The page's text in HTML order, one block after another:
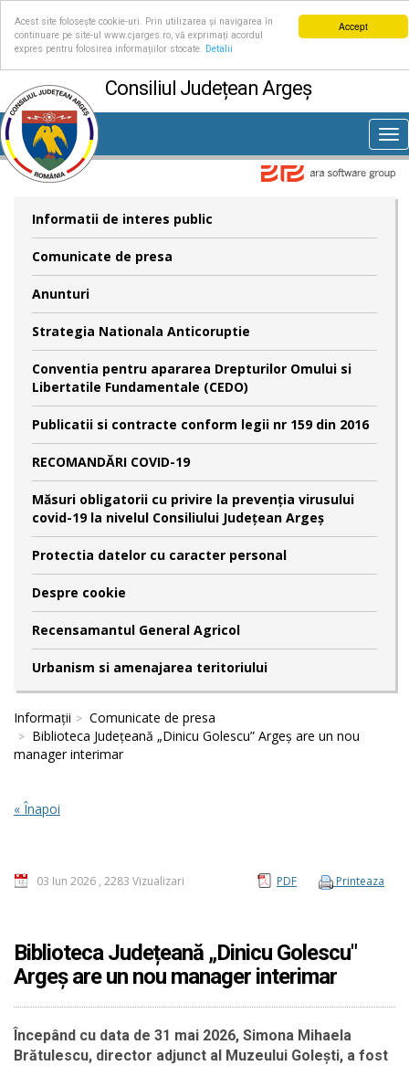
Accept
Acest site folosește cookie-uri. Prin utilizarea și navigarea în
continuare pe site-ul www.cjarges.ro, vă exprimați acordul
expres pentru folosirea informațiilor stocate.
Detalii
Consiliul Județean Argeș
Informatii de interes public
Comunicate de presa
Anunturi
Strategia Nationala Anticoruptie
Conventia pentru apararea Drepturilor Omului si
Libertatile Fundamentale (CEDO)
Publicatii si contracte conform legii nr 159 din 2016
RECOMANDĂRI COVID-19
Măsuri obligatorii cu privire la prevenția virusului
covid-19 la nivelul Consiliului Județean Argeș
Protectia datelor cu caracter personal
Despre cookie
Recensamantul General Agricol
Urbanism si amenajarea teritoriului
Informații
Comunicate de presa
Biblioteca Județeană „Dinicu Golescu” Argeș are un nou
manager interimar
« Înapoi
Printeaza
PDF
03 Iun 2026 , 2283 Vizualizari
Biblioteca Județeană „Dinicu Golescu"
Argeș are un nou manager interimar
Începând cu data de 31 mai 2026, Simona Mihaela
Brătulescu, director adjunct al Muzeului Golești, a fost